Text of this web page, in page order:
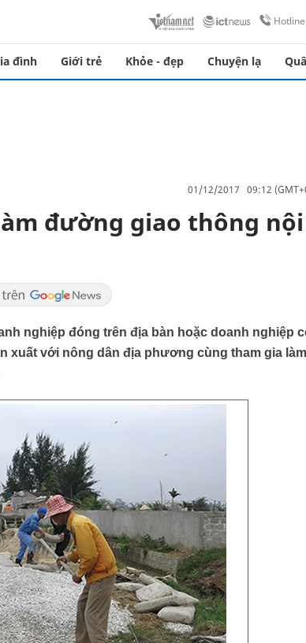
đình Giới trẻ Khỏe - đẹp Chuyện lạ
01/12/2017 09:12
đường giao thông nội
nghiệp đóng trên địa bàn hoặc doanh nghiệp
xuất với nông dân địa phương cùng tham gia làm